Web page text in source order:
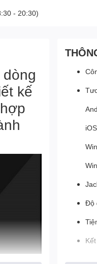
- 20:30)
kế
Độ